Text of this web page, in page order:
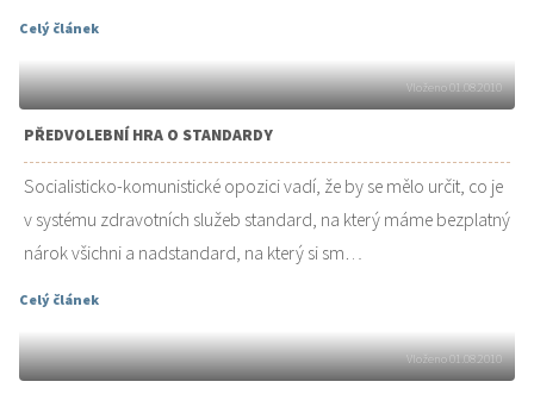
Celý článek
Vloženo 01.08.2010
PŘEDVOLEBNÍ HRA O STANDARDY
Socialisticko-komunistické opozici vadí, že by se mělo určit, co je
v systému zdravotních služeb standard, na který máme bezplatný
nárok všichni a nadstandard, na který si sm…
Celý článek
Vloženo 01.08.2010